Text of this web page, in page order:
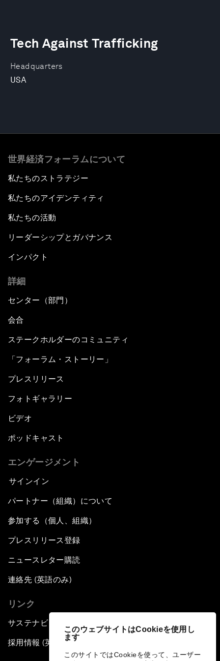
このウェブサイトはCookieを使用し
ます
このサイトではCookieを使って、ユーザー
Headquarters
USA
Tech Against Trafficking
世界経済フォーラムについて
私たちのストラテジー
私たちのアイデンティティ
私たちの活動
リーダーシップとガバナンス
インパクト
詳細
センター（部門）
会合
ステークホルダーのコミュニティ
「フォーラム・ストーリー」
プレスリリース
フォトギャラリー
ビデオ
ポッドキャスト
エンゲージメント
サインイン
パートナー（組織）について
参加する（個人、組織）
プレスリリース登録
ニュースレター購読
連絡先 (英語のみ)
リンク
サステナビリティへの取り組み
採用情報 (英語のみ)